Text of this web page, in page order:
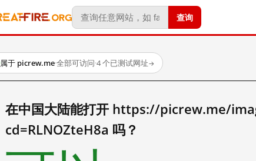
查询
属于 picrew.me·全部可访问·4 个已测试网址→
在中国大陆能打开 https://picrew.me/
cd=RLNOZteH8a 吗？